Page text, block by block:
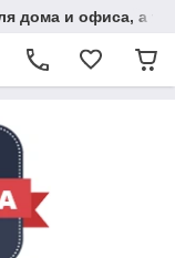
дома и офиса, а